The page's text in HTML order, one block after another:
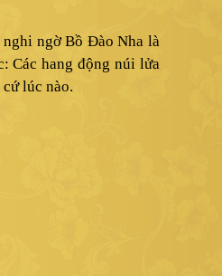
ngờ Bồ Đào Nha là
Các hang động núi lửa
lúc nào.